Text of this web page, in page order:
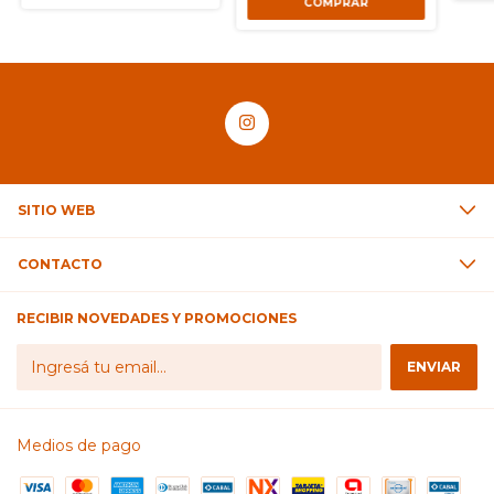
SITIO WEB
CONTACTO
RECIBIR NOVEDADES Y PROMOCIONES
Medios de pago